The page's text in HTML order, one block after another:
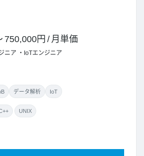
750,000円 / 月単価
ニア
IoTエンジニア
データ解析 IoT
UNIX